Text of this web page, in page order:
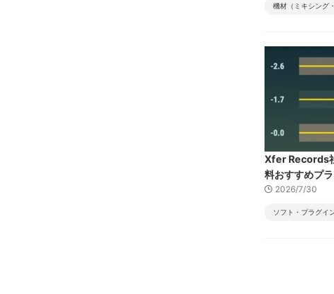
機材（ミキシング
Xfer Records
料おすすめプラ
2026/7/30
ソフト・プラグイ